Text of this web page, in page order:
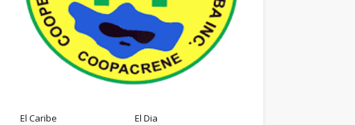
El Caribe
El Dia